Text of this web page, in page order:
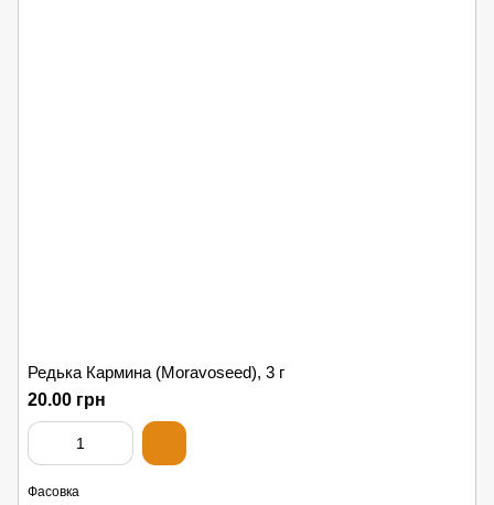
Редька Кармина (Moravoseed), 3 г
20.00 грн
Фасовка